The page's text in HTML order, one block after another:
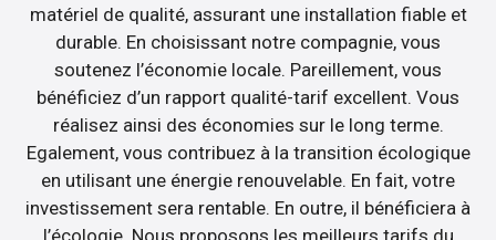
matériel de qualité, assurant une installation fiable et
durable. En choisissant notre compagnie, vous
soutenez l’économie locale. Pareillement, vous
bénéficiez d’un rapport qualité-tarif excellent. Vous
réalisez ainsi des économies sur le long terme.
Egalement, vous contribuez à la transition écologique
en utilisant une énergie renouvelable. En fait, votre
investissement sera rentable. En outre, il bénéficiera à
l’écologie. Nous proposons les meilleurs tarifs du